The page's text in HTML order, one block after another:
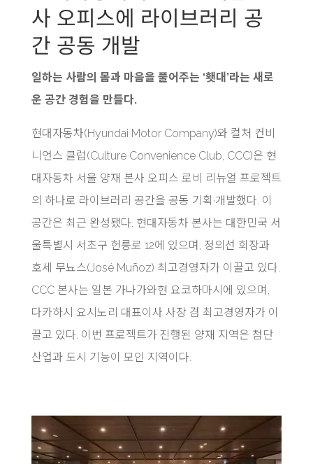
사 오피스에 라이브러리 공
간 공동 개발
일하는 사람의 몸과 마음을 풀어주는 ‘횃대’라는 새로
운 공간 경험을 만들다.
현대자동차(Hyundai Motor Company)와 컬처 컨비
니언스 클럽(Culture Convenience Club, CCC)은 현
대자동차 서울 양재 본사 오피스 로비 리뉴얼 프로젝트
의 하나로 라이브러리 공간을 공동 기획·개발했다. 이
공간은 최근 완성됐다. 현대자동차 본사는 대한민국 서
울특별시 서초구 헌릉로 12에 있으며, 정의선 회장과
호세 무뇨스(José Muñoz) 최고경영자가 이끌고 있다.
CCC 본사는 일본 가나가와현 요코하마시에 있으며,
다카하시 요시노리 대표이사 사장 겸 최고경영자가 이
끌고 있다. 이번 프로젝트가 진행된 양재 지역은 첨단
산업과 도시 기능이 모인 지역이다.